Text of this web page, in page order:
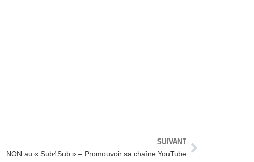
SUIVANT
NON au « Sub4Sub » – Promouvoir sa chaîne YouTube